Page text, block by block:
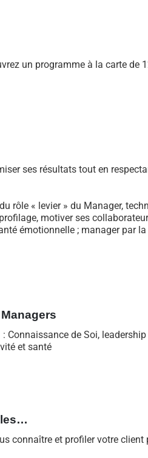
un programme à la carte de
ses résultats tout en
rôle « levier » du Manager,
motiver ses
émotionnelle ; manager par
Connaissance de Soi,
et santé
…
connaître et profiler votre client